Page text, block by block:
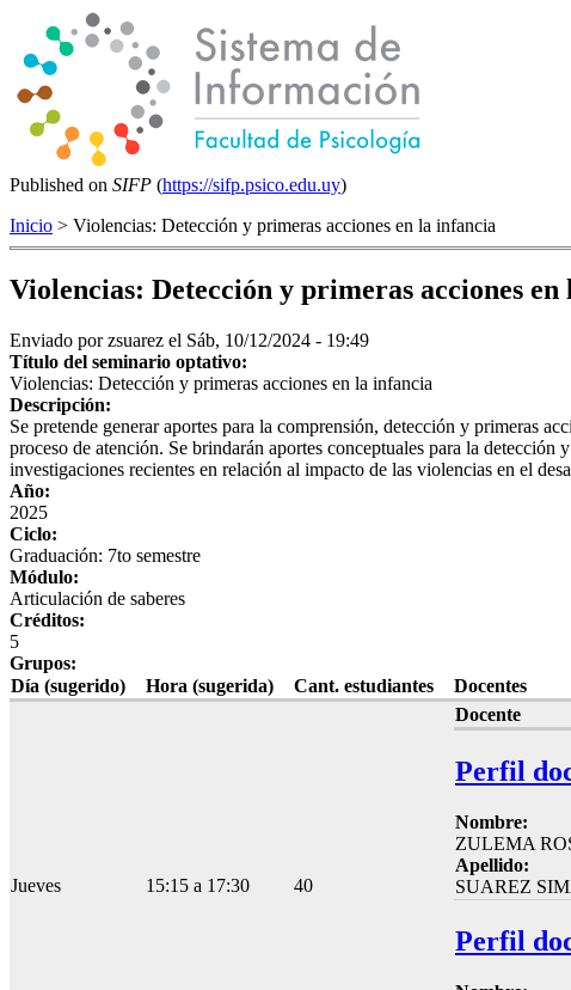
Published on SIFP (https://sifp.psico.edu.uy)
Inicio > Violencias: Detección y primeras acciones en la infancia
Violencias: Detección y primeras acciones en
Enviado porzsuarez el Sáb, 10/12/2024 - 19:49
Título del seminario optativo:
Violencias: Detección y primeras acciones en la infancia
Descripción:
Se pretende generar aportes para la comprensión, detección y primeras
proceso de atención. Se brindarán aportes conceptuales para la
investigaciones recientes en relación al impacto de las violencias en el
Año:
2025
Ciclo:
Graduación: 7to semestre
Módulo:
Articulación de saberes
Créditos:
5
Grupos:
Día (sugerido)
Hora (sugerida) Cant. estudiantes Docentes
Jueves 15:15 a 17:30 40
Docente
Perfil
Nombre:
ZULEMA
Apellido:
SUAREZ
Perfil